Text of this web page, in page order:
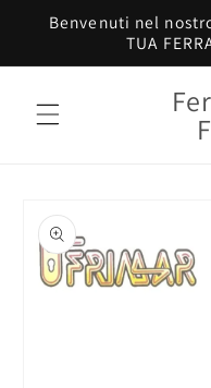
direttamente
Benvenuti nel
TUA
informazioni
sul prodotto